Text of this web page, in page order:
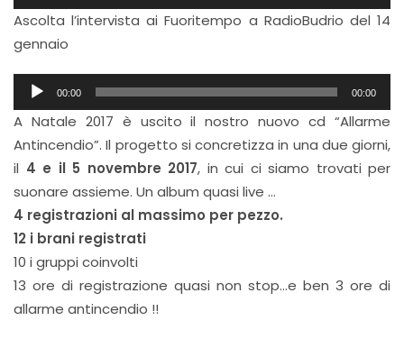
Ascolta l’intervista ai Fuoritempo a RadioBudrio del 14
gennaio
Audio
Player
00:00 00:00
A Natale 2017 è uscito il nostro nuovo cd “Allarme
Antincendio”. Il progetto si concretizza in una due giorni,
il 4 e il 5 novembre 2017, in cui ci siamo trovati per
suonare assieme. Un album quasi live …
4 registrazioni al massimo per pezzo.
12 i brani registrati
10 i gruppi coinvolti
13 ore di registrazione quasi non stop…e ben 3 ore di
allarme antincendio !!